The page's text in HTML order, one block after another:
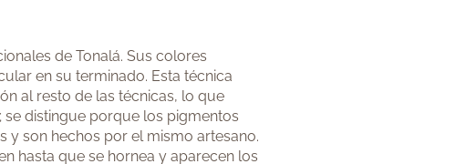
de Tonalá. Sus colores
en su terminado. Esta técnica
al resto de las técnicas, lo que
distingue porque los pigmentos
y son hechos por el mismo artesano.
hasta que se hornea y aparecen los